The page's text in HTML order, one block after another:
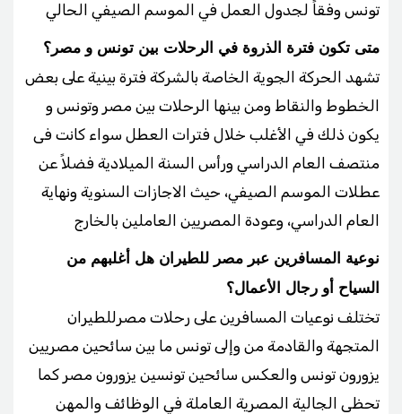
تونس وفقاً لجدول العمل في الموسم الصيفي الحالي
متى تكون فترة الذروة في الرحلات بين تونس و مصر؟
تشهد الحركة الجوية الخاصة بالشركة فترة بينية على بعض
الخطوط والنقاط ومن بينها الرحلات بين مصر وتونس و
يكون ذلك في الأغلب خلال فترات العطل سواء كانت فى
منتصف العام الدراسي ورأس السنة الميلادية فضلاً عن
عطلات الموسم الصيفي، حيث الاجازات السنوية ونهاية
العام الدراسي، وعودة المصريين العاملين بالخارج
نوعية المسافرين عبر مصر للطيران هل أغلبهم من
السياح أو رجال الأعمال؟
تختلف نوعيات المسافرين على رحلات مصرللطيران
المتجهة والقادمة من وإلى تونس ما بين سائحين مصريين
يزورون تونس والعكس سائحين تونسين يزورون مصر كما
تحظى الجالية المصرية العاملة في الوظائف والمهن